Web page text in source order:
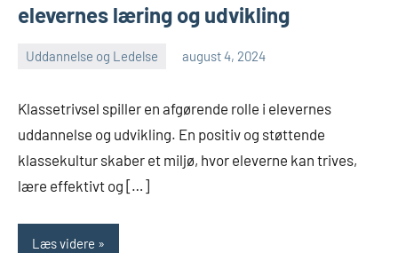
elevernes læring og udvikling
Uddannelse og Ledelse august 4, 2024
Klassetrivsel spiller en afgørende rolle i elevernes
uddannelse og udvikling. En positiv og støttende
klassekultur skaber et miljø, hvor eleverne kan trives,
lære effektivt og […]
Læs videre